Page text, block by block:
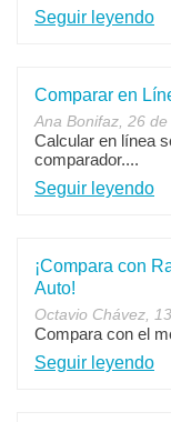
Seguir leyendo
Comparar en
Ana Bonifaz, 26
Calcular en línea
comparador....
Seguir leyendo
¡Compara con
Auto!
Octavio Chávez,
Compara con el
Seguir leyendo